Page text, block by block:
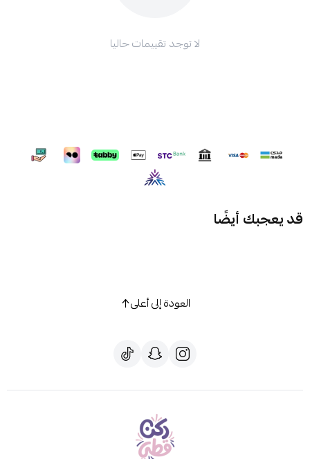
لا توجد تقييمات حاليا
قد يعجبك أيضًا
العودة إلى أعلى